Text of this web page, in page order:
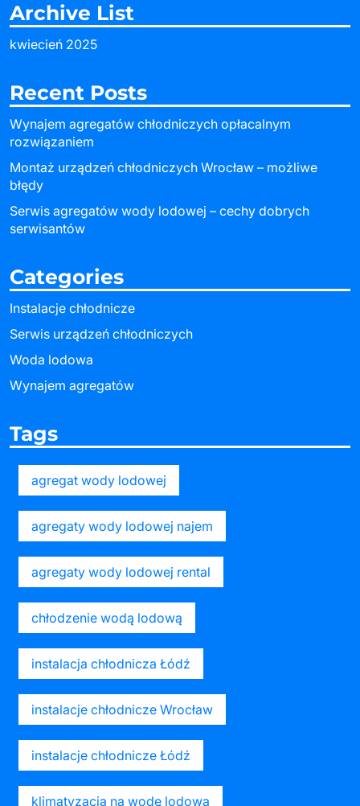
Archive List
kwiecień 2025
Recent Posts
Wynajem agregatów chłodniczych opłacalnym
rozwiązaniem
Montaż urządzeń chłodniczych Wrocław – możliwe
błędy
Serwis agregatów wody lodowej – cechy dobrych
serwisantów
Categories
Instalacje chłodnicze
Serwis urządzeń chłodniczych
Woda lodowa
Wynajem agregatów
Tags
agregat wody lodowej
agregaty wody lodowej najem
agregaty wody lodowej rental
chłodzenie wodą lodową
instalacja chłodnicza Łódź
instalacje chłodnicze Wrocław
instalacje chłodnicze Łódź
klimatyzacja na wodę lodową